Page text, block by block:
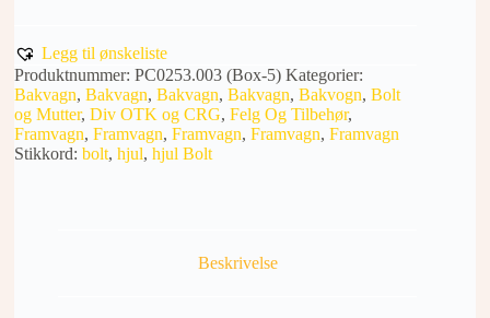
Legg til ønskeliste
Produktnummer: PC0253.003 (Box-5) Kategorier:
Bakvagn, Bakvagn, Bakvagn, Bakvagn, Bakvogn, Bolt
og Mutter, Div OTK og CRG, Felg Og Tilbehør,
Framvagn, Framvagn, Framvagn, Framvagn, Framvagn
Stikkord: bolt, hjul, hjul Bolt
Beskrivelse